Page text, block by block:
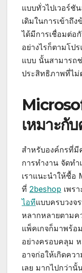
แบบทั่วไปเวอร์ชั
เดิมในการเข้าถึง
ได้มีการเชื่อมต่อ
อย่างไรก็ตามโป
แบบ นั้นสามารถ
ประสิทธิภาพที่ไม่
เหมาะกั
สำหรับองค์กรที่มี
การทำงาน จัดทำ
เราแนะนำให้ซื้อ
ที่ 2beshop เพร
ไอทีแบบครบวงจ
หลากหลายตาม
แพ็คเกจก็มาพร้อ
อย่างครอบคลุม
อาจก่อให้เกิดคว
เลย มากไปกว่า